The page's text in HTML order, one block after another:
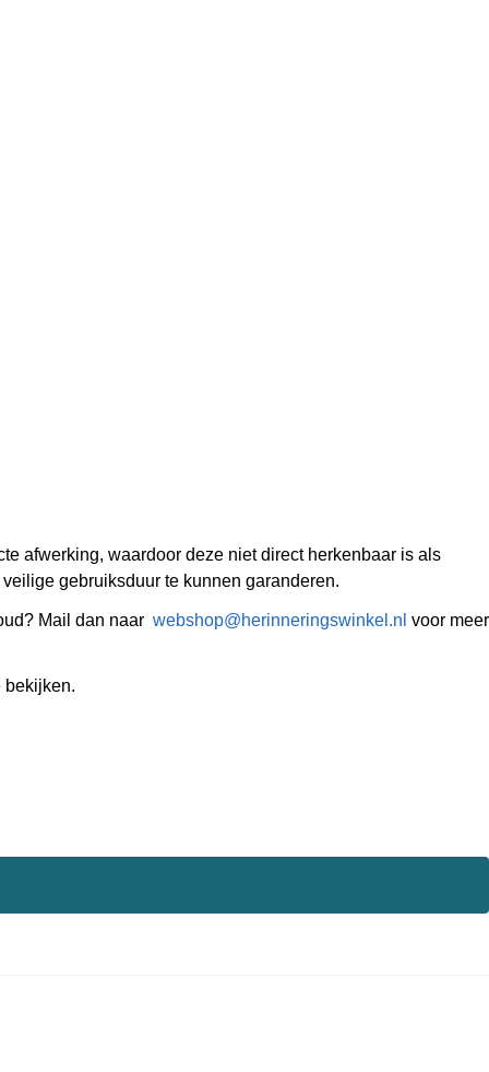
afwerking, waardoor deze niet direct herkenbaar is als
gebruiksduur te kunnen garanderen.
Mail dan naar webshop@herinneringswinkel.nl voor meer
bekijken.